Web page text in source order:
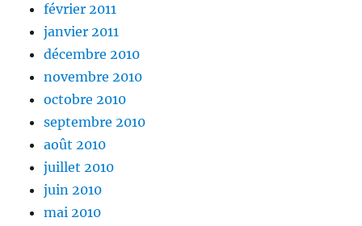
février 2011
janvier 2011
décembre 2010
novembre 2010
octobre 2010
septembre 2010
août 2010
juillet 2010
juin 2010
mai 2010